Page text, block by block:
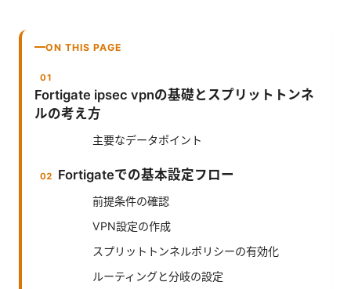
ON THIS PAGE
Fortigate ipsec vpnの基礎とスプリットトンネ
ルの考え方
主要なデータポイント
Fortigateでの基本設定フロー
前提条件の確認
VPN設定の作成
スプリットトンネルポリシーの有効化
ルーティングと分岐の設定